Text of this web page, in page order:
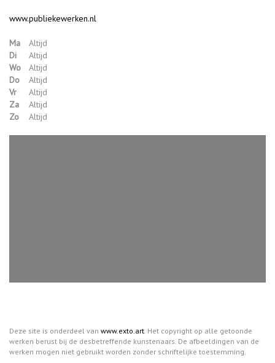
www.publiekewerken.nl
Ma
Altijd
Di
Altijd
Wo
Altijd
Do
Altijd
Vr
Altijd
Za
Altijd
Zo
Altijd
Deze site is onderdeel van www.exto.art. Het copyright op alle getoonde
werken berust bij de desbetreffende kunstenaars. De afbeeldingen van de
werken mogen niet gebruikt worden zonder schriftelijke toestemming.